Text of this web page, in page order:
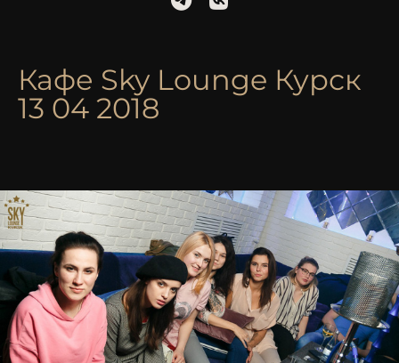
Кафе Sky Lounge Курск
13 04 2018